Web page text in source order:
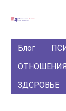
Блог
ОТНОШЕНИЯ
ЗДОРОВЬЕ